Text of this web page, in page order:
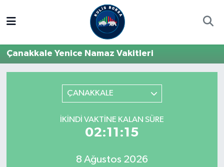
Çanakkale Yenice Namaz Vakitleri
ÇANAKKALE
İKINDI VAKTINE KALAN SÜRE
02:11:15
8 Ağustos 2026
Hisse Yorumu
Kulis Haber
Halka Arzlar
Trafik Durumu
Süper Lig Puan Durumu ve Fikstür
Tüm Manşetler